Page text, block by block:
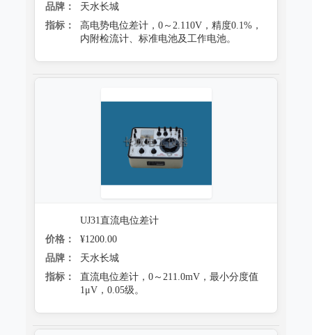
品牌：
天水长城
指标：
高电势电位差计，0～2.110V，精度0.1%，
内附检流计、标准电池及工作电池。
UJ31直流电位差计
价格：
¥1200.00
品牌：
天水长城
指标：
直流电位差计，0～211.0mV，最小分度值
1μV，0.05级。